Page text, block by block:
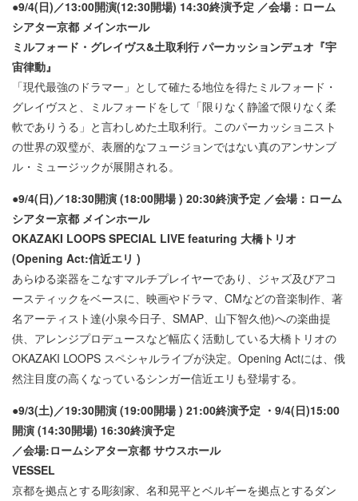
●9/4(日)／13:00開演(12:30開場) 14:30終演予定 ／会場：ローム
シアター京都 メインホール
ミルフォード・グレイヴス&土取利行 パーカッションデュオ『宇
宙律動』
「現代最強のドラマー」として確たる地位を得たミルフォード・
グレイヴスと、ミルフォードをして「限りなく静謐で限りなく柔
軟でありうる」と言わしめた土取利行。このパーカッショニスト
の世界の双璧が、表層的なフュージョンではない真のアンサンブ
ル・ミュージックが展開される。
●9/4(日)／18:30開演 (18:00開場 ) 20:30終演予定 ／会場：ローム
シアター京都 メインホール
OKAZAKI LOOPS SPECIAL LIVE featuring 大橋トリオ
(Opening Act:信近エリ )
あらゆる楽器をこなすマルチプレイヤーであり、ジャズ及びアコ
ースティックをベースに、映画やドラマ、CMなどの音楽制作、著
名アーティスト達(小泉今日子、SMAP、山下智久他)への楽曲提
供、アレンジプロデュースなど幅広く活動している大橋トリオの
OKAZAKI LOOPS スペシャルライブが決定。Opening Actには、俄
然注目度の高くなっているシンガー信近エリも登場する。
●9/3(土)／19:30開演 (19:00開場 ) 21:00終演予定 ・9/4(日)15:00
開演 (14:30開場) 16:30終演予定
／会場:ロームシアター京都 サウスホール
VESSEL
京都を拠点とする彫刻家、名和晃平とベルギーを拠点とするダン